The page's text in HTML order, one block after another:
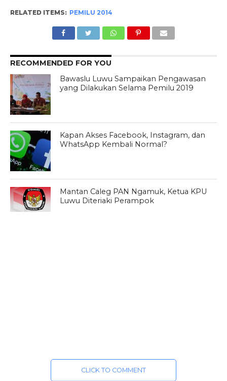
RELATED ITEMS: PEMILU 2014
RECOMMENDED FOR YOU
Bawaslu Luwu Sampaikan Pengawasan
yang Dilakukan Selama Pemilu 2019
Kapan Akses Facebook, Instagram, dan
WhatsApp Kembali Normal?
Mantan Caleg PAN Ngamuk, Ketua KPU
Luwu Diteriaki Perampok
CLICK TO COMMENT